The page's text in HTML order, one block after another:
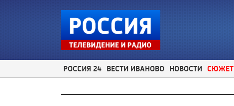
РОССИЯ 24 ВЕСТИ ИВАНОВО НОВОСТИ